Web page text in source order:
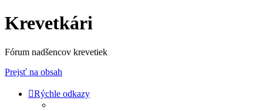
Krevetkári
Fórum nadšencov krevetiek
Prejsť na obsah
Rýchle odkazy